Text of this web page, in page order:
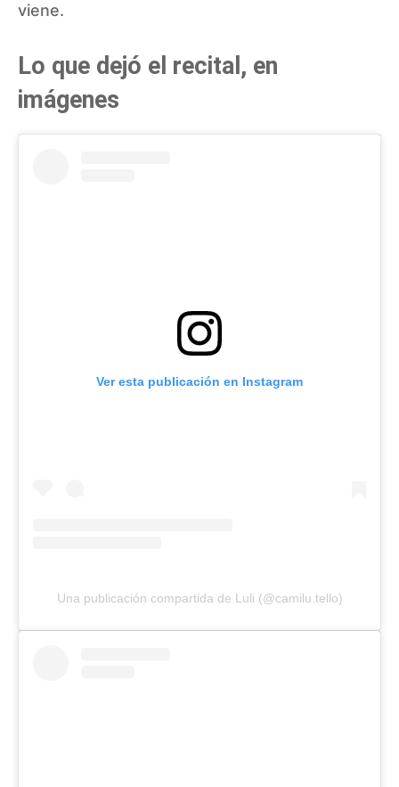
viene.
Lo que dejó el recital, en
imágenes
Ver esta publicación en Instagram
Una publicación compartida de Luli (@camilu.tello)